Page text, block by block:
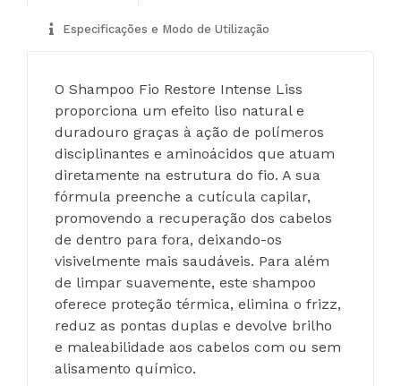
Especificações e Modo de Utilização
O Shampoo Fio Restore Intense Liss
proporciona um efeito liso natural e
duradouro graças à ação de polímeros
disciplinantes e aminoácidos que atuam
diretamente na estrutura do fio. A sua
fórmula preenche a cutícula capilar,
promovendo a recuperação dos cabelos
de dentro para fora, deixando-os
visivelmente mais saudáveis. Para além
de limpar suavemente, este shampoo
oferece proteção térmica, elimina o frizz,
reduz as pontas duplas e devolve brilho
e maleabilidade aos cabelos com ou sem
alisamento químico.